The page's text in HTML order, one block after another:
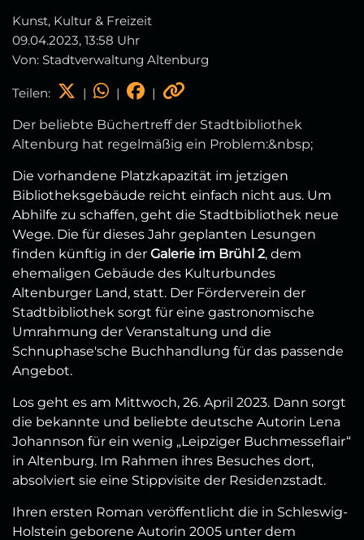
Kunst, Kultur & Freizeit
09.04.2023, 13:58 Uhr
Von: Stadtverwaltung Altenburg
Teilen: | | |
Der beliebte Büchertreff der Stadtbibliothek
Altenburg hat regelmäßig ein Problem:&nbsp;
Die vorhandene Platzkapazität im jetzigen
Bibliotheksgebäude reicht einfach nicht aus. Um
Abhilfe zu schaffen, geht die Stadtbibliothek neue
Wege. Die für dieses Jahr geplanten Lesungen
finden künftig in der Galerie im Brühl 2, dem
ehemaligen Gebäude des Kulturbundes
Altenburger Land, statt. Der Förderverein der
Stadtbibliothek sorgt für eine gastronomische
Umrahmung der Veranstaltung und die
Schnuphase'sche Buchhandlung für das passende
Angebot.
Los geht es am Mittwoch, 26. April 2023. Dann sorgt
die bekannte und beliebte deutsche Autorin Lena
Johannson für ein wenig „Leipziger Buchmesseflair“
in Altenburg. Im Rahmen ihres Besuches dort,
absolviert sie eine Stippvisite der Residenzstadt.
Ihren ersten Roman veröffentlicht die in Schleswig-
Holstein geborene Autorin 2005 unter dem